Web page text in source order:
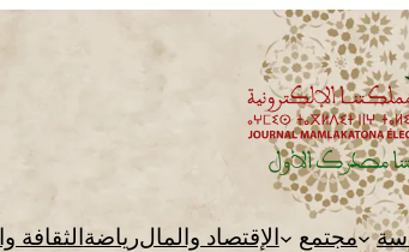
مجتمع الإقتصاد والمالرياضة الثقافة